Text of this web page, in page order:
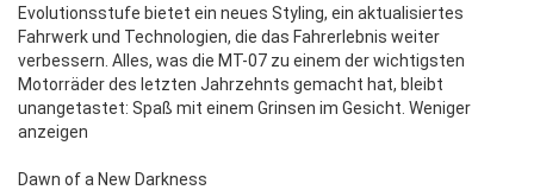
Evolutionsstufe bietet ein neues Styling, ein aktualisiertes
Fahrwerk und Technologien, die das Fahrerlebnis weiter
verbessern. Alles, was die MT-07 zu einem der wichtigsten
Motorräder des letzten Jahrzehnts gemacht hat, bleibt
unangetastet: Spaß mit einem Grinsen im Gesicht. Weniger
anzeigen
Dawn of a New Darkness